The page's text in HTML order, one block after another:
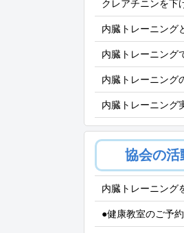
クレアチニンを下
内臓トレーニング
内臓トレーニング
内臓トレーニング
内臓トレーニング
協会の活
内臓トレーニング
●健康教室のご予約